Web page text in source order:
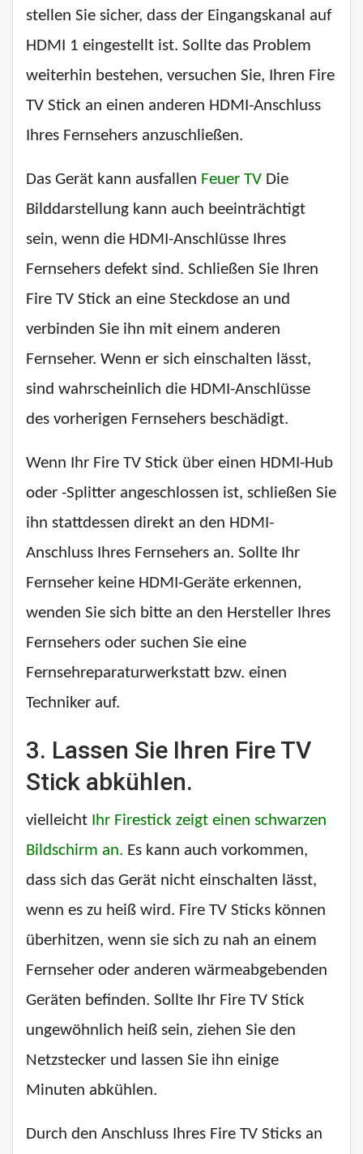
stellen Sie sicher, dass der Eingangskanal auf
HDMI 1 eingestellt ist. Sollte das Problem
weiterhin bestehen, versuchen Sie, Ihren Fire
TV Stick an einen anderen HDMI-Anschluss
Ihres Fernsehers anzuschließen.
Das Gerät kann ausfallen Feuer TV Die
Bilddarstellung kann auch beeinträchtigt
sein, wenn die HDMI-Anschlüsse Ihres
Fernsehers defekt sind. Schließen Sie Ihren
Fire TV Stick an eine Steckdose an und
verbinden Sie ihn mit einem anderen
Fernseher. Wenn er sich einschalten lässt,
sind wahrscheinlich die HDMI-Anschlüsse
des vorherigen Fernsehers beschädigt.
Wenn Ihr Fire TV Stick über einen HDMI-Hub
oder -Splitter angeschlossen ist, schließen Sie
ihn stattdessen direkt an den HDMI-
Anschluss Ihres Fernsehers an. Sollte Ihr
Fernseher keine HDMI-Geräte erkennen,
wenden Sie sich bitte an den Hersteller Ihres
Fernsehers oder suchen Sie eine
Fernsehreparaturwerkstatt bzw. einen
Techniker auf.
3. Lassen Sie Ihren Fire TV
Stick abkühlen.
vielleicht Ihr Firestick zeigt einen schwarzen
Bildschirm an. Es kann auch vorkommen,
dass sich das Gerät nicht einschalten lässt,
wenn es zu heiß wird. Fire TV Sticks können
überhitzen, wenn sie sich zu nah an einem
Fernseher oder anderen wärmeabgebenden
Geräten befinden. Sollte Ihr Fire TV Stick
ungewöhnlich heiß sein, ziehen Sie den
Netzstecker und lassen Sie ihn einige
Minuten abkühlen.
Durch den Anschluss Ihres Fire TV Sticks an